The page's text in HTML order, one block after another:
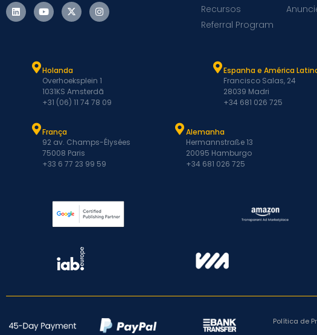
Recursos
Referral Program
Holanda
Overhoeksplein 1
1031KS Amsterdã
+31 (06) 11 74 78 09
Espanha e América
Francisco Salas, 24
28039 Madri
+34 681 026 725
França
92 av. Champs-Élysées
75008 Paris
+33 6 77 23 99 59
Alemanha
Hermannstraße 13
20095 Hamburgo
+34 681 026 725
Política de